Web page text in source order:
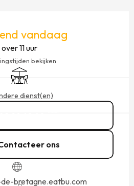
vandaag
over 11 uur
bekijken
Terras
dienst(en)
ons
bretagne.eatbu.com